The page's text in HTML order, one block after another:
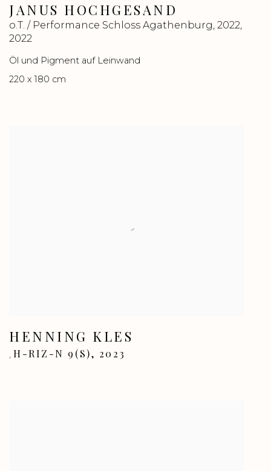
JANUS HOCHGESAND
o.T. / Performance Schloss Agathenburg, 2022,
2022
Öl und Pigment auf Leinwand
220 x 180 cm
HENNING KLES
, H-RIZ-N 9(S), 2023